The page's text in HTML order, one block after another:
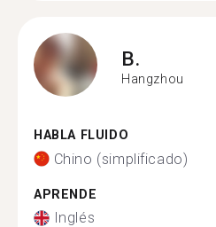
B.
Hangzhou
HABLA FLUIDO
Chino (simplificado)
APRENDE
Inglés